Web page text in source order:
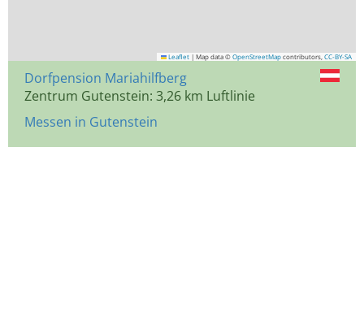
Leaflet | Map data © OpenStreetMap contributors, CC-BY-SA
Dorfpension Mariahilfberg
Zentrum Gutenstein: 3,26 km Luftlinie
Messen in Gutenstein